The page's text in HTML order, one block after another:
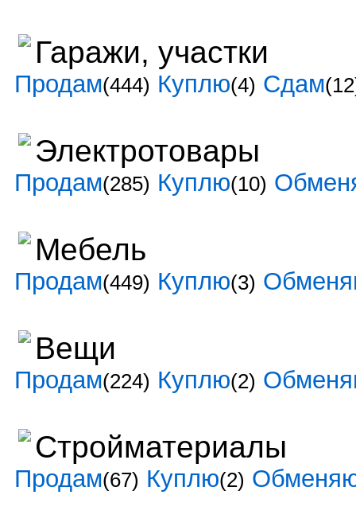
Гаражи, участки
Продам(444) Куплю(4) Сдам
Электротовары
Продам(285) Куплю(10)
Мебель
Продам(449) Куплю(3)
Вещи
Продам(224) Куплю(2)
Стройматериалы
Продам(67) Куплю(2)